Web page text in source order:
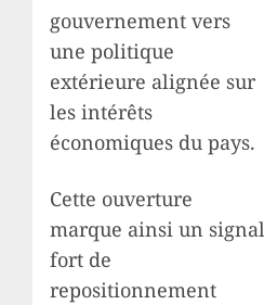
gouvernement vers
une politique
extérieure alignée sur
les intérêts
économiques du pays.
Cette ouverture
marque ainsi un signal
fort de
repositionnement